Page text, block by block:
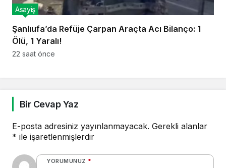
Şanlıufa’da Refüje Çarpan Araçta Acı Bilanço: 1
Ölü, 1 Yaralı!
Asayiş
22 saat önce
Bir Cevap Yaz
E-posta adresiniz yayınlanmayacak. Gerekli alanlar
* ile işaretlenmişlerdir
YORUMUNUZ *